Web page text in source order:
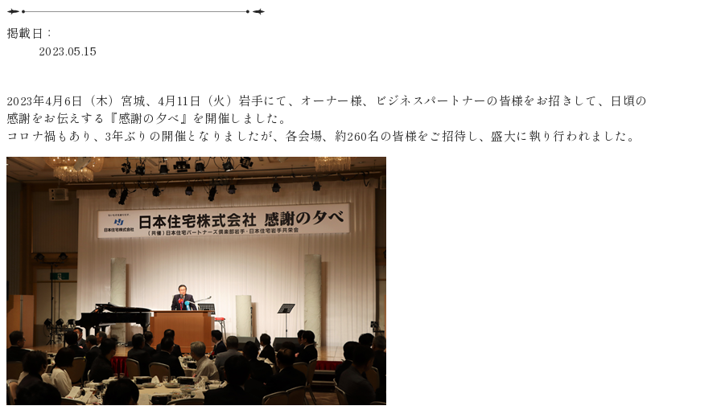
掲載日：
2023.05.15
2023年4月6日（木）宮城、4月11日（火）岩手にて、オーナー様、ビジネスパートナーの皆様をお招きして、日頃の
感謝をお伝えする『感謝の夕べ』を開催しました。
コロナ禍もあり、3年ぶりの開催となりましたが、各会場、約260名の皆様をご招待し、盛大に執り行われました。